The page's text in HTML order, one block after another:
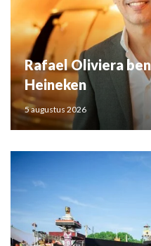
Rafael Oliviera
Heineken
5 augustus 2026